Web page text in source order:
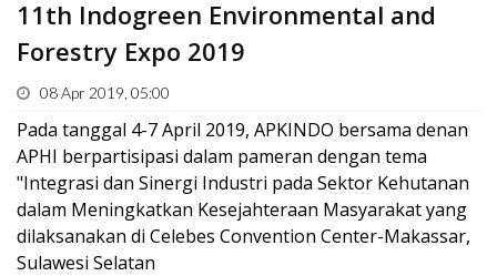
11th Indogreen Environmental and
Forestry Expo 2019
08 Apr 2019, 05:00
Pada tanggal 4-7 April 2019, APKINDO bersama denan
APHI berpartisipasi dalam pameran dengan tema
"Integrasi dan Sinergi Industri pada Sektor Kehutanan
dalam Meningkatkan Kesejahteraan Masyarakat yang
dilaksanakan di Celebes Convention Center-Makassar,
Sulawesi Selatan